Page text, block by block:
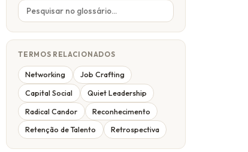
TERMOS RELACIONADOS
Networking Job Crafting
Capital Social Quiet Leadership
Radical Candor Reconhecimento
Retenção de Talento Retrospectiva